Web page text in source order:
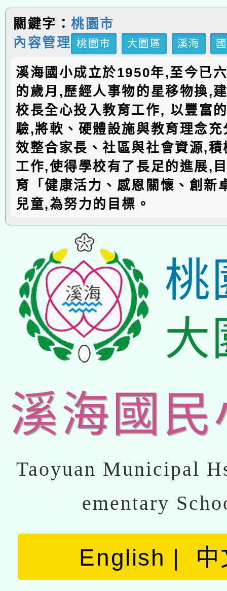
關鍵字：桃園市
內容管理
桃園市 大園區 溪海
溪海國小成立於1950年,至今已
的歲月,歷經人事物的星移物換,
校長全心投入教育工作, 以豐富
驗,將軟、硬體設施與教育理念
效整合家長、社區與社會資源,
工作,使得學校有了長足的進展,
育「健康活力、感恩關懷、創新
兒童,為努力的目標。
桃
大
溪海國民
Taoyuan Municipal
ementary
English 中